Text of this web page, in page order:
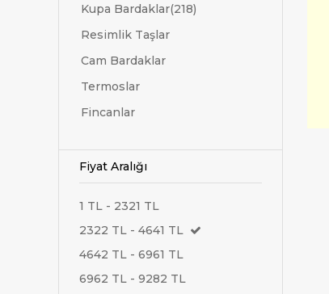
Kupa Bardaklar(218)
Resimlik Taşlar
Cam Bardaklar
Termoslar
Fincanlar
Fiyat Aralığı
1 TL - 2321 TL
2322 TL - 4641 TL
4642 TL - 6961 TL
6962 TL - 9282 TL